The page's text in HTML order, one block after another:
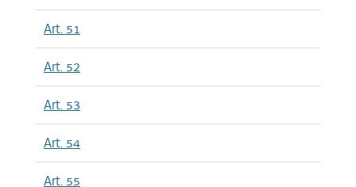
Art. 51
Art. 52
Art. 53
Art. 54
Art. 55